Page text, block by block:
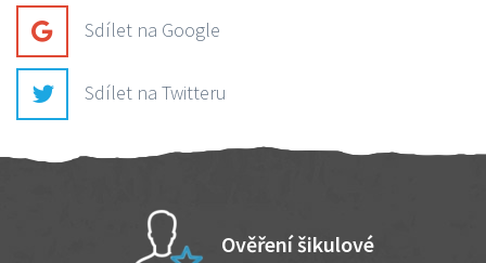
Sdílet na Google
Sdílet na Twitteru
Ověření šikulové